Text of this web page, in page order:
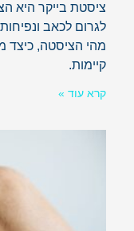
ציסטת בייקר היא
לגרום לכאב
מהי הציסטה, כיצד
קיימות.
קרא עוד »